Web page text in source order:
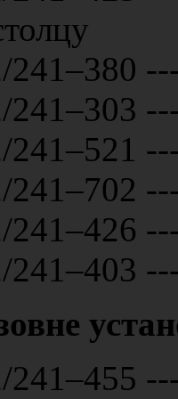
241–380
241–303
241–521
241–702
241–426
241–403
241–455